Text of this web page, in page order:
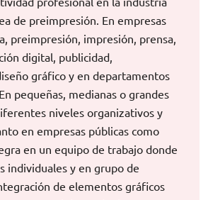
de preimpresión. En empresas
preimpresión, impresión, prensa,
digital, publicidad,
gráfico y en departamentos
pequeñas, medianas o grandes
niveles organizativos y
en empresas públicas como
en un equipo de trabajo donde
individuales y en grupo de
de elementos gráficos